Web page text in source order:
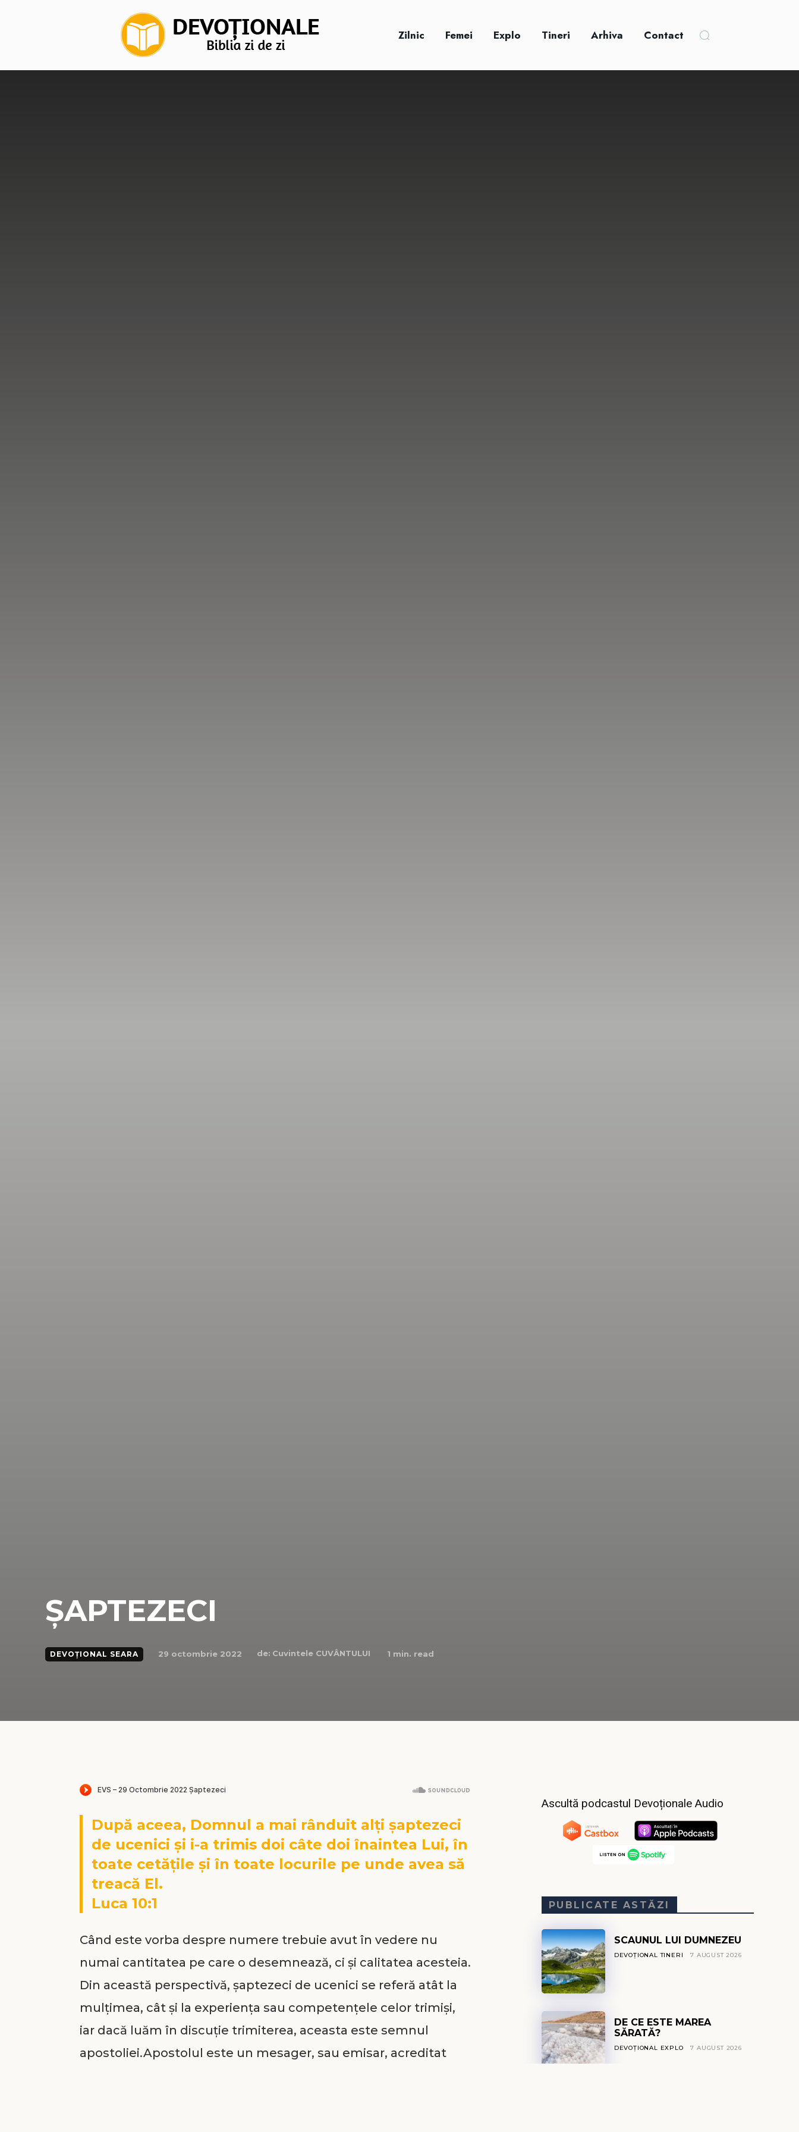
Zilnic Femei Explo Tineri Arhiva Contact
ȘAPTEZECI
DEVOȚIONAL SEARA 29 octombrie 2022 de: Cuvintele CUVÂNTULUI 1 min. read
După aceea, Domnul a mai rânduit alți șaptezeci
de ucenici și i-a trimis doi câte doi înaintea Lui, în
toate cetățile și în toate locurile pe unde avea să
treacă El.
Luca 10:1
Când este vorba despre numere trebuie avut în vedere nu
numai cantitatea pe care o desemnează, ci și calitatea acesteia.
Din această perspectivă, șaptezeci de ucenici se referă atât la
mulțimea, cât și la experiența sau competențele celor trimiși,
iar dacă luăm în discuție trimiterea, aceasta este semnul
apostoliei.Apostolul este un mesager, sau emisar, acreditat
Ascultă podcastul Devoționale Audio
PUBLICATE ASTĂZI
SCAUNUL LUI DUMNEZEU
DEVOȚIONAL TINERI 7 AUGUST 2026
DE CE ESTE MAREA
SĂRATĂ?
DEVOȚIONAL EXPLO 7 AUGUST 2026